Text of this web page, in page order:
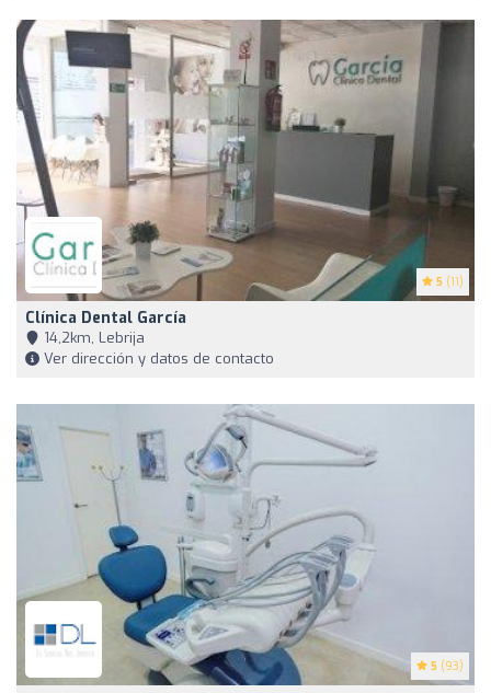
5 (11)
Clínica Dental García
14,2km, Lebrija
Ver dirección y datos de contacto
5 (93)